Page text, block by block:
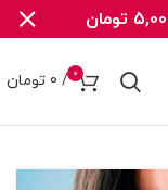
0
/
0 تومان